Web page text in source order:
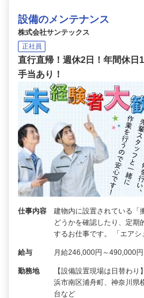
設備のメンテナンス
株式会社サンテックス
正社員
直行直帰！週休2日！年間休日
手当あり！
仕事内容
建物内に設置されている「
どうかを確認したり、定期
するお仕事です。 「エア
給与 月給246,000円～490,000
勤務地
【設備設置現場は日替わ
浜市南区浦舟町、神奈川県
台など